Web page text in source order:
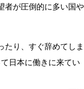
者が圧倒的に多い国や
たり、すぐ辞めてしま
日本に働きに来てい